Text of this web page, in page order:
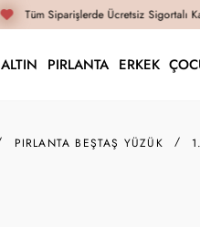
Tüm Siparişlerde Ücretsiz Sigortalı
ALTIN PIRLANTA ERKEK
PIRLANTA BEŞTAŞ YÜZÜK